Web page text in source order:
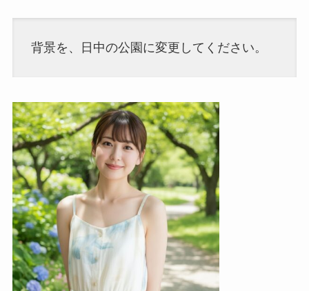
背景を、日中の公園に変更してください。